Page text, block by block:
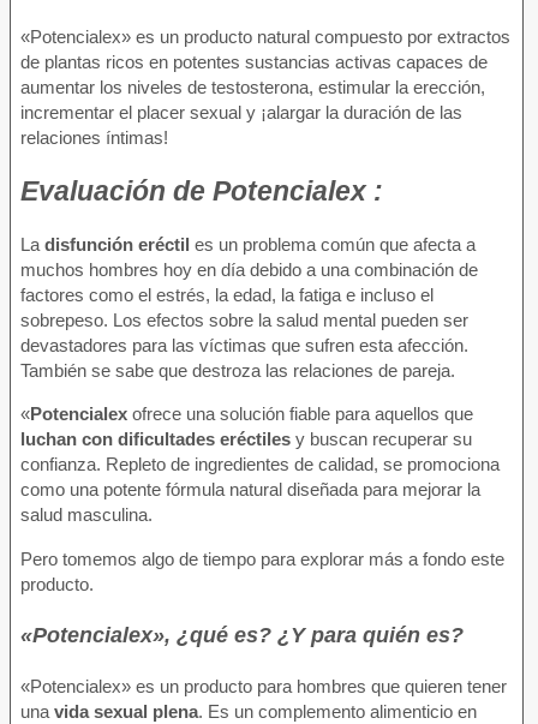
«Potencialex» es un producto natural compuesto por extractos
de plantas ricos en potentes sustancias activas capaces de
aumentar los niveles de testosterona, estimular la erección,
incrementar el placer sexual y ¡alargar la duración de las
relaciones íntimas!
Evaluación de Potencialex :
La disfunción eréctil es un problema común que afecta a
muchos hombres hoy en día debido a una combinación de
factores como el estrés, la edad, la fatiga e incluso el
sobrepeso. Los efectos sobre la salud mental pueden ser
devastadores para las víctimas que sufren esta afección.
También se sabe que destroza las relaciones de pareja.
«Potencialex ofrece una solución fiable para aquellos que
luchan con dificultades eréctiles y buscan recuperar su
confianza. Repleto de ingredientes de calidad, se promociona
como una potente fórmula natural diseñada para mejorar la
salud masculina.
Pero tomemos algo de tiempo para explorar más a fondo este
producto.
«Potencialex», ¿qué es? ¿Y para quién es?
«Potencialex» es un producto para hombres que quieren tener
una vida sexual plena. Es un complemento alimenticio en